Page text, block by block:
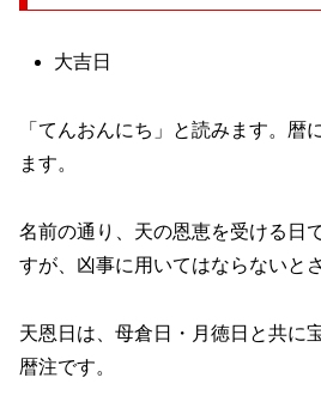
大吉日
「てんおんにち」と読みます。暦
ます。
名前の通り、天の恩恵を受ける日
すが、凶事に用いてはならないと
天恩日は、母倉日・月徳日と共に
暦注です。